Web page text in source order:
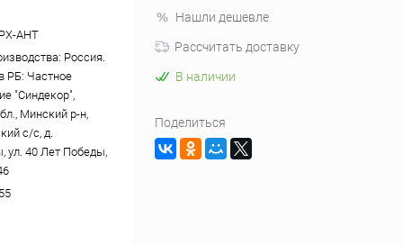
АНТ
Россия.
РБ: Частное
"Синдекор",
Минский р-н,
с/с, д.
ул. 40 Лет Победы,
Нашли дешевле
Рассчитать доставку
В наличии
Поделиться